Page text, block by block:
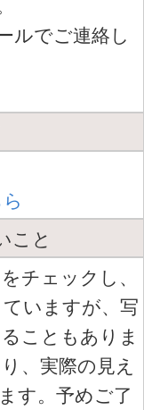
ルでご連絡し
こと
チェックし、
いますが、写
こともありま
、実際の見え
す。予めご了